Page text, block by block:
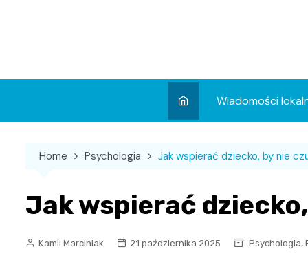
Wiadomości
Wydarzenia
Sport
Home Psychologia Jak wspierać dziecko, by nie
Jak wspierać
Kamil Marciniak 21 października 2025 Psychologia,